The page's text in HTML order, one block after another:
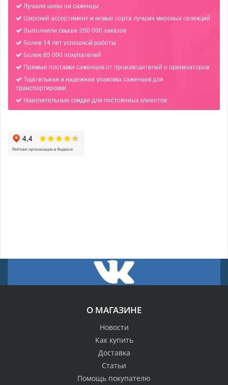
Лучшие цены на саженцы
Широкий ассортимент и новые сорта лучших мировых селекций
Выполнили свыше 250 000 заказов
Более 14 лет успешной работы
Более 65 000 покупателей
Прямые поставки саженцев от производителей и оригинаторов
Тщательная и надежная упаковка саженцев для
транспортировки
Накопительные скидки для постоянных клиентов
О МАГАЗИНЕ
Новости
Как купить
Доставка
Статьи
Помощь покупателю